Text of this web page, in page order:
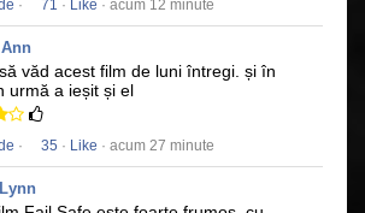
· 71 · Like · acum 12 minute
văd acest film de luni întregi. și în
urmă a ieșit și el
· 35 · Like · acum 27 minute